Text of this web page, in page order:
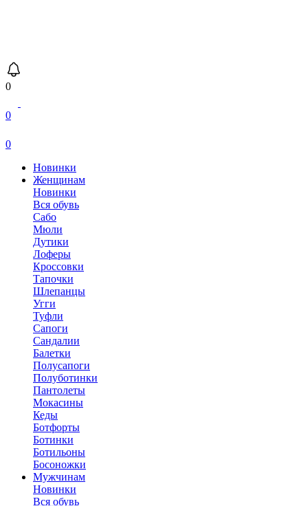
0
0
0
Новинки
Женщинам
Новинки
Вся обувь
Сабо
Мюли
Дутики
Лоферы
Кроссовки
Тапочки
Шлепанцы
Угги
Туфли
Сапоги
Сандалии
Балетки
Полусапоги
Полуботинки
Пантолеты
Мокасины
Кеды
Ботфорты
Ботинки
Ботильоны
Босоножки
Мужчинам
Новинки
Вся обувь